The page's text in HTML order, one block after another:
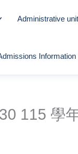
Administrative
Information
115 學